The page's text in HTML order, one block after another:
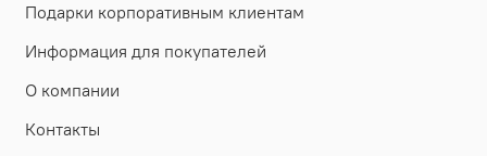
Подарки корпоративным клиентам
Информация для покупателей
О компании
Контакты